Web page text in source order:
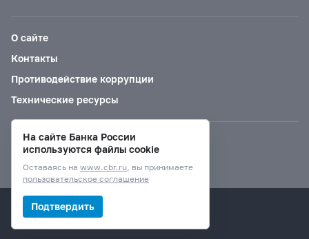
О сайте
Контакты
Противодействие коррупции
Технические ресурсы
Версия для слабовидящих
© Банк России, 2000–2026.
На сайте Банка России
используются файлы cookie
Оставаясь на www.cbr.ru, вы принимаете
пользовательское соглашение
Подтвердить